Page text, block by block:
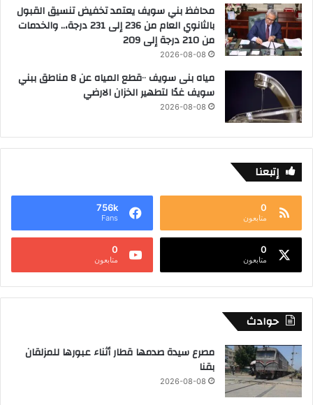
محافظ بني سويف يعتمد تخفيض تنسيق القبول
بالثانوي العام من 236 إلى 231 درجة،.. والخدمات
من 210 درجة إلى 209
2026-08-08
مياه بنى سويف ٠٠قطع المياه عن 8 مناطق ببني
سويف غدًا لتطهير الخزان الارضي
2026-08-08
إتبعنا
0
متابعون
756k
Fans
0
متابعون
0
متابعون
حوادث
مصرع سيدة صدمها قطار أثناء عبورها للمزلقان
بقنا
2026-08-08